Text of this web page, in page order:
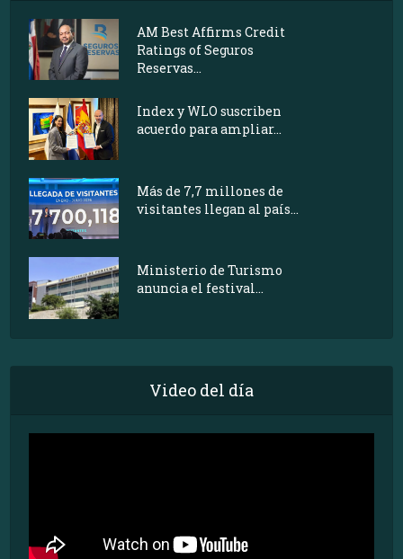
AM Best Affirms Credit
Ratings of Seguros
Reservas...
Index y WLO suscriben
acuerdo para ampliar...
Más de 7,7 millones de
visitantes llegan al país...
Ministerio de Turismo
anuncia el festival...
Video del día